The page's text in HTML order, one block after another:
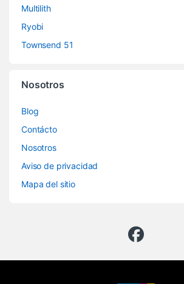
Multilith
Ryobi
Townsend 51
Nosotros
Blog
Contácto
Nosotros
Aviso de privacidad
Mapa del sitio